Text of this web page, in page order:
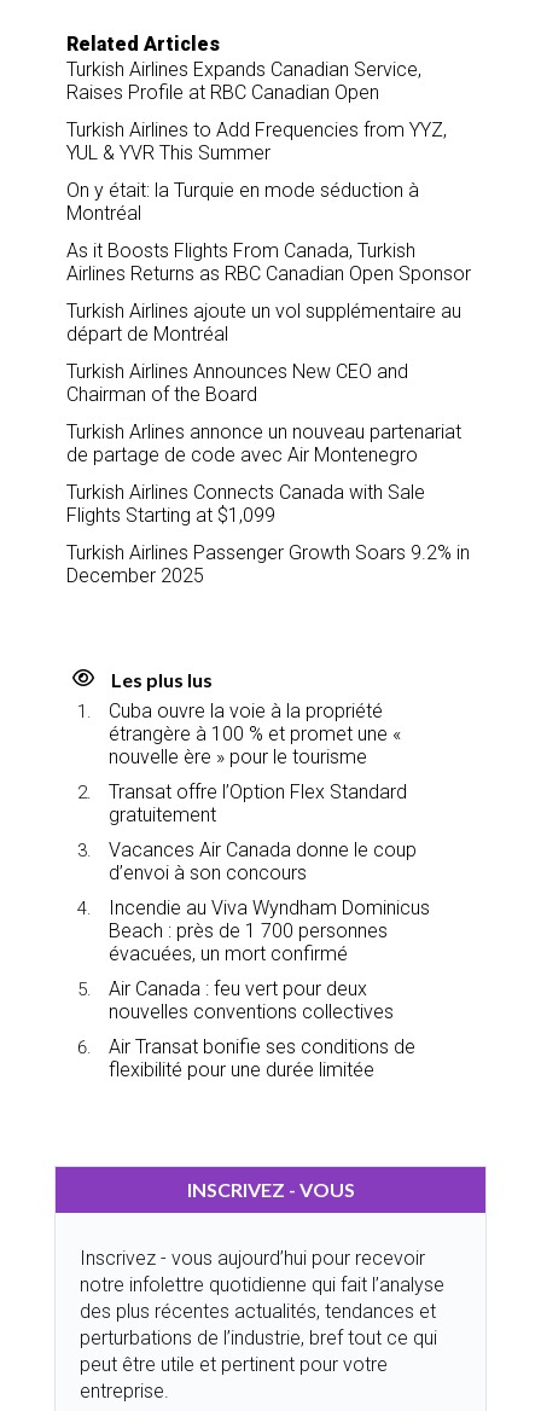
Related Articles
Turkish Airlines Expands Canadian Service,
Raises Profile at RBC Canadian Open
Turkish Airlines to Add Frequencies from YYZ,
YUL & YVR This Summer
On y était: la Turquie en mode séduction à
Montréal
As it Boosts Flights From Canada, Turkish
Airlines Returns as RBC Canadian Open Sponsor
Turkish Airlines ajoute un vol supplémentaire au
départ de Montréal
Turkish Airlines Announces New CEO and
Chairman of the Board
Turkish Arlines annonce un nouveau partenariat
de partage de code avec Air Montenegro
Turkish Airlines Connects Canada with Sale
Flights Starting at $1,099
Turkish Airlines Passenger Growth Soars 9.2% in
December 2025
Les plus lus
Cuba ouvre la voie à la propriété
étrangère à 100 % et promet une «
nouvelle ère » pour le tourisme
Transat offre l’Option Flex Standard
gratuitement
Vacances Air Canada donne le coup
d’envoi à son concours
Incendie au Viva Wyndham Dominicus
Beach : près de 1 700 personnes
évacuées, un mort confirmé
Air Canada : feu vert pour deux
nouvelles conventions collectives
Air Transat bonifie ses conditions de
flexibilité pour une durée limitée
INSCRIVEZ - VOUS
Inscrivez - vous aujourd’hui pour recevoir
notre infolettre quotidienne qui fait l’analyse
des plus récentes actualités, tendances et
perturbations de l’industrie, bref tout ce qui
peut être utile et pertinent pour votre
entreprise.